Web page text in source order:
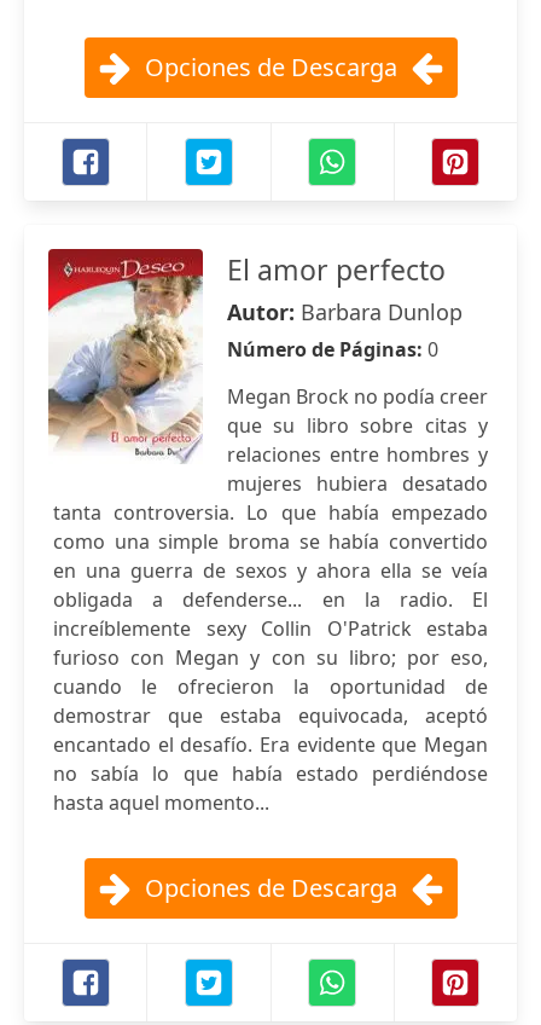
Opciones de Descarga
El amor perfecto
Autor: Barbara Dunlop
Número de Páginas: 0
Megan Brock no podía creer
que su libro sobre citas y
relaciones entre hombres y
mujeres hubiera desatado
tanta controversia. Lo que había empezado
como una simple broma se había convertido
en una guerra de sexos y ahora ella se veía
obligada a defenderse... en la radio. El
increíblemente sexy Collin O'Patrick estaba
furioso con Megan y con su libro; por eso,
cuando le ofrecieron la oportunidad de
demostrar que estaba equivocada, aceptó
encantado el desafío. Era evidente que Megan
no sabía lo que había estado perdiéndose
hasta aquel momento...
Opciones de Descarga